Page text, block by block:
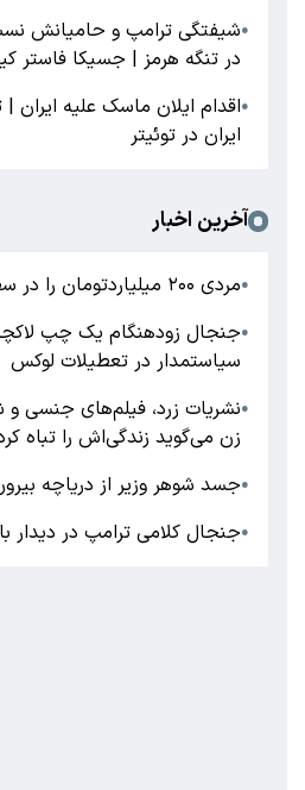
●شیفتگی ترامپ و حامیانش
در تنگه هرمز | جسیکا فاستر
●اقدام ایلان ماسک علیه ایران
ایران در توئیتر
آخرین اخبار
●مردی ۲۰۰ میلیاردتومان را در سطل زباله انداخت!
●جنجال زودهنگام یک چپ
سیاستمدار در تعطیلات لوکس
●نشریات زرد، فیلم‌های جنسی و
زن می‌گوید زندگی‌اش را تباه
●جسد شوهر وزیر از دریاچه
●جنجال کلامی ترامپ در دیدار